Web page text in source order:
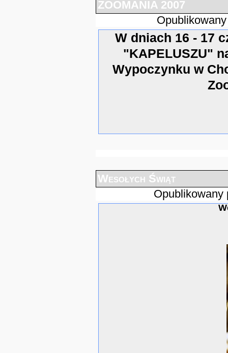
ZOOMANIA 2007
W dniach 16 - 17
"KAPELUSZU"
Wypoczynku w
Wesołych Świąt